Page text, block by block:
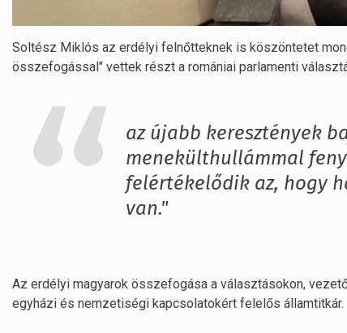
Soltész Miklós az erdélyi felnőtteknek is köszöntetet
összefogással" vettek részt a romániai parlamenti
az újabb keresztények
menekülthullámmal
felértékelődik az, hogy
van."
Az erdélyi magyarok összefogása a választásokon,
egyházi és nemzetiségi kapcsolatokért felelős államtitkár.